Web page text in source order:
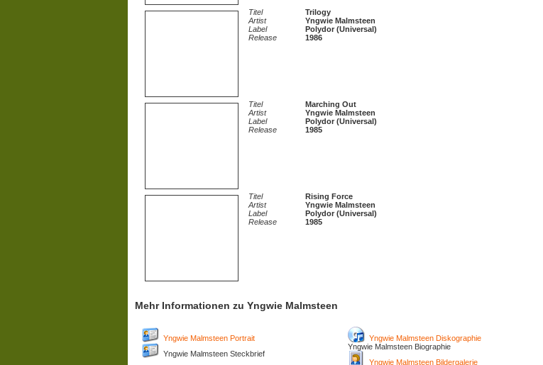
Titel
Trilogy
Artist
Yngwie Malmsteen
Label
Polydor (Universal)
Release
1986
Titel
Marching Out
Artist
Yngwie Malmsteen
Label
Polydor (Universal)
Release
1985
Titel
Rising Force
Artist
Yngwie Malmsteen
Label
Polydor (Universal)
Release
1985
Mehr Informationen zu Yngwie Malmsteen
Yngwie Malmsteen Portrait
Yngwie Malmsteen Diskographie
Yngwie Malmsteen Biographie
Yngwie Malmsteen Steckbrief
Yngwie Malmsteen Bildergalerie